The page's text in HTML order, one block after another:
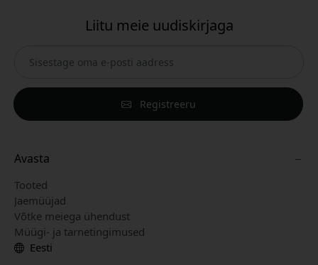
Liitu meie uudiskirjaga
Registreeru
Avasta
Tooted
Jaemüüjad
Võtke meiega ühendust
Müügi- ja tarnetingimused
Eesti